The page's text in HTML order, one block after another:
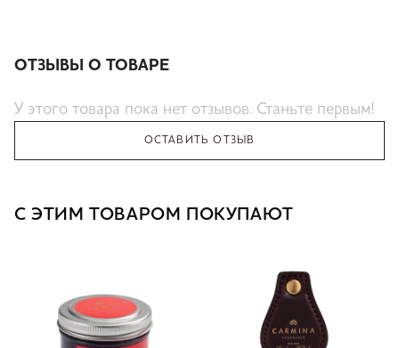
ОТЗЫВЫ О ТОВАРЕ
У этого товара пока нет отзывов. Станьте первым!
ОСТАВИТЬ ОТЗЫВ
С ЭТИМ ТОВАРОМ ПОКУПАЮТ